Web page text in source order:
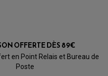
OFFERTE DÈS 89€
en Point Relais et Bureau de
Poste